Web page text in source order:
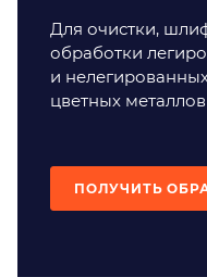
Для очистки,
обработки
и
цветных металлов
ПОЛУЧИТЬ